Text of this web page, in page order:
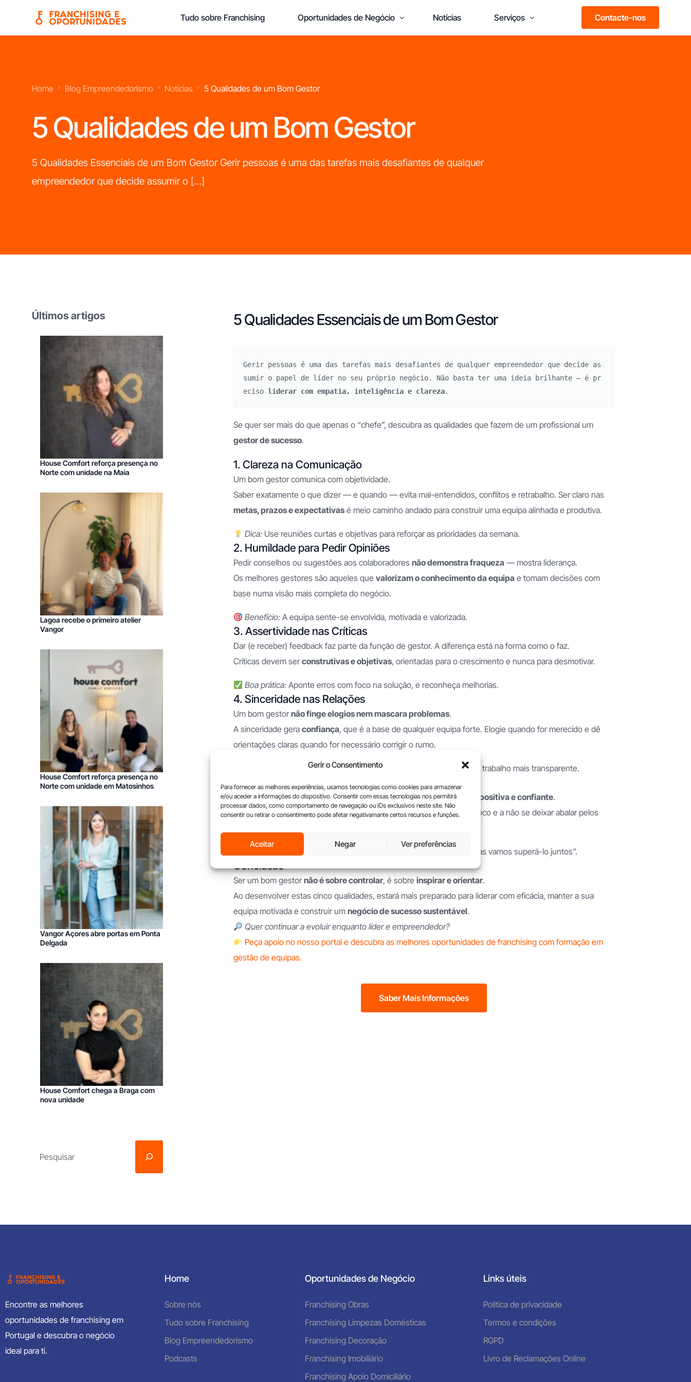
Gerir o Consentimento
Para fornecer as melhores experiências, usamos tecnologias como cookies para armazenar
e/ou aceder a informações do dispositivo. Consentir com essas tecnologias nos permitirá
processar dados, como comportamento de navegação ou IDs exclusivos neste site. Não
consentir ou retirar o consentimento pode afetar negativamante certos recursos e funções.
Aceitar Negar Ver preferências
Tudo sobre Franchising Oportunidades de Negócio
Franchisings Líderes No Mercado Português
Franchising
Limpezas
Franchising
Franchising Apoio
Domiciliário
Franchising Obras
Está pronto para abrir o seu
próprio negócio?
Mais do que marcas,
Notícias Serviços Contacte-nos
Home Blog Empreendedorismo Notícias 5 Qualidades de um Bom Gestor
5 Qualidades de um Bom Gestor
5 Qualidades Essenciais de um Bom Gestor Gerir pessoas é uma das tarefas mais desafiantes de qualquer
empreendedor que decide assumir o […]
5 Qualidades Essenciais de um Bom Gestor
Gerir pessoas é uma das tarefas mais desafiantes de qualquer empreendedor que decide as
sumir o papel de líder no seu próprio negócio. Não basta ter uma ideia brilhante — é pr
eciso liderar com empatia, inteligência e clareza.
Se quer ser mais do que apenas o “chefe”, descubra as qualidades que fazem de um profissional um
gestor de sucesso.
1. Clareza na Comunicação
Um bom gestor comunica com objetividade.
Saber exatamente o que dizer — e quando — evita mal-entendidos, conflitos e retrabalho. Ser claro nas
metas, prazos e expectativas é meio caminho andado para construir uma equipa alinhada e produtiva.
Dica: Use reuniões curtas e objetivas para reforçar as prioridades da semana.
2. Humildade para Pedir Opiniões
Pedir conselhos ou sugestões aos colaboradores não demonstra fraqueza — mostra liderança.
Os melhores gestores são aqueles que valorizam o conhecimento da equipa e tomam decisões com
base numa visão mais completa do negócio.
Benefício: A equipa sente-se envolvida, motivada e valorizada.
3. Assertividade nas Críticas
Dar (e receber) feedback faz parte da função de gestor. A diferença está na forma como o faz.
Críticas devem serconstrutivas e objetivas, orientadas para o crescimento e nunca para desmotivar.
Boa prática: Aponte erros com foco na solução, e reconheça melhorias.
4. Sinceridade nas Relações
Um bom gestornão finge elogios nem mascara problemas.
A sinceridade gera confiança, que é a base de qualquer equipa forte. Elogie quando for merecido e dê
orientações claras quando for necessário corrigir o rumo.
Ganha o respeito da equipa e constrói um ambiente de trabalho mais transparente.
5. Atitude Positiva e Inspiradora
Mesmo nos momentos difíceis, o bom gestormantém uma postura positiva e confiante.
Sabe motivar e transmitir serenidade, ajudando a equipa a manter o foco e a não se deixar abalar pelos
Troque o “isto vai correr mal” por “temos um desafio, mas vamos superá-lo juntos”.
Conclusão
Ser um bom gestornão é sobre controlar, é sobre inspirar e orientar.
Ao desenvolver estas cinco qualidades, estará mais preparado para liderar com eficácia, manter a sua
equipa motivada e construir um negócio de sucesso sustentável.
Quer continuar a evoluir enquanto líder e empreendedor?
Peça apoio no nosso portal e descubra as melhores oportunidades de franchising com formação em
gestão de equipas.
Saber Mais Informações
Últimos artigos
House Comfort reforça presença no
Norte com unidade na Maia
Lagoa recebe o primeiro atelier
Vangor
House Comfort reforça presença no
Norte com unidade em Matosinhos
Vangor Açores abre portas em Ponta
Delgada
House Comfort chega a Braga com
nova unidade
Encontre as melhores
oportunidades de franchising em
Portugal e descubra o negócio
ideal para ti.
Home
Sobre nós
Tudo sobre Franchising
Blog Empreendedorismo
Podcasts
Oportunidades de Negócio
Franchising Obras
Franchising Limpezas Domésticas
Franchising Decoração
Franchising Imobiliário
Franchising Apoio Domiciliário
Links úteis
Política de privacidade
Termos e condições
RGPD
Livro de Reclamações Online